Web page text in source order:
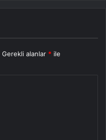
Gerekli alanlar * ile